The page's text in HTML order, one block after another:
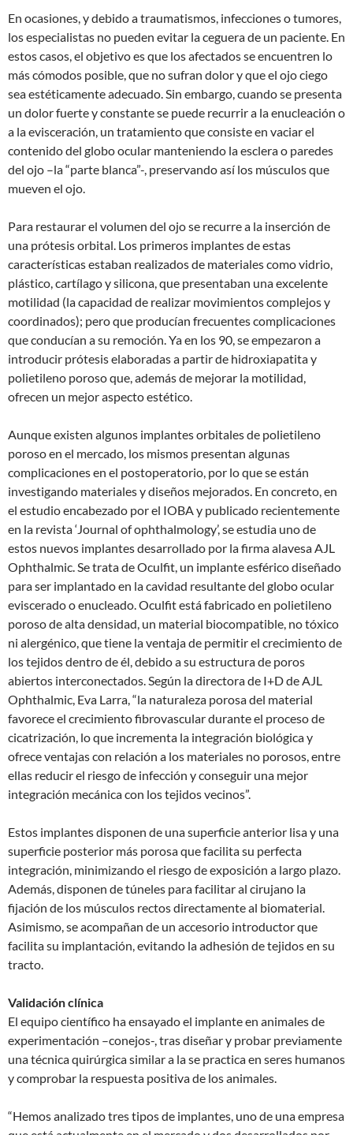
En ocasiones, y debido a traumatismos, infecciones o tumores,
los especialistas no pueden evitar la ceguera de un paciente. En
estos casos, el objetivo es que los afectados se encuentren lo
más cómodos posible, que no sufran dolor y que el ojo ciego
sea estéticamente adecuado. Sin embargo, cuando se presenta
un dolor fuerte y constante se puede recurrir a la enucleación o
a la evisceración, un tratamiento que consiste en vaciar el
contenido del globo ocular manteniendo la esclera o paredes
del ojo –la “parte blanca”-, preservando así los músculos que
mueven el ojo.
Para restaurar el volumen del ojo se recurre a la inserción de
una prótesis orbital. Los primeros implantes de estas
características estaban realizados de materiales como vidrio,
plástico, cartílago y silicona, que presentaban una excelente
motilidad (la capacidad de realizar movimientos complejos y
coordinados); pero que producían frecuentes complicaciones
que conducían a su remoción. Ya en los 90, se empezaron a
introducir prótesis elaboradas a partir de hidroxiapatita y
polietileno poroso que, además de mejorar la motilidad,
ofrecen un mejor aspecto estético.
Aunque existen algunos implantes orbitales de polietileno
poroso en el mercado, los mismos presentan algunas
complicaciones en el postoperatorio, por lo que se están
investigando materiales y diseños mejorados. En concreto, en
el estudio encabezado por el IOBA y publicado recientemente
en la revista ‘Journal of ophthalmology’, se estudia uno de
estos nuevos implantes desarrollado por la firma alavesa AJL
Ophthalmic. Se trata de Oculfit, un implante esférico diseñado
para ser implantado en la cavidad resultante del globo ocular
eviscerado o enucleado. Oculfit está fabricado en polietileno
poroso de alta densidad, un material biocompatible, no tóxico
ni alergénico, que tiene la ventaja de permitir el crecimiento de
los tejidos dentro de él, debido a su estructura de poros
abiertos interconectados. Según la directora de I+D de AJL
Ophthalmic, Eva Larra, “la naturaleza porosa del material
favorece el crecimiento fibrovascular durante el proceso de
cicatrización, lo que incrementa la integración biológica y
ofrece ventajas con relación a los materiales no porosos, entre
ellas reducir el riesgo de infección y conseguir una mejor
integración mecánica con los tejidos vecinos”.
Estos implantes disponen de una superficie anterior lisa y una
superficie posterior más porosa que facilita su perfecta
integración, minimizando el riesgo de exposición a largo plazo.
Además, disponen de túneles para facilitar al cirujano la
fijación de los músculos rectos directamente al biomaterial.
Asimismo, se acompañan de un accesorio introductor que
facilita su implantación, evitando la adhesión de tejidos en su
tracto.
Validación clínica
El equipo científico ha ensayado el implante en animales de
experimentación –conejos-, tras diseñar y probar previamente
una técnica quirúrgica similar a la se practica en seres humanos
y comprobar la respuesta positiva de los animales.
“Hemos analizado tres tipos de implantes, uno de una empresa